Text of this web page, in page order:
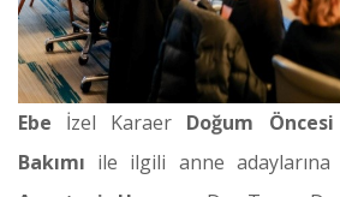
Ebe İzel Karaer Doğum
Bakımı ile ilgili anne adaylarına